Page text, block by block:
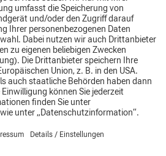
CLAAS Gruppe